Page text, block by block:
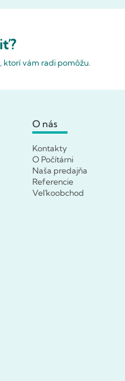
ktorí vám radi pomôžu.
O nás
Kontakty
O Počítárni
Naša predajňa
Referencie
Veľkoobchod